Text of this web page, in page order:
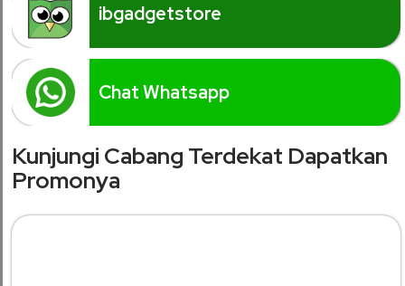
ibgadgetstore
Chat Whatsapp
Kunjungi Cabang Terdekat Dapatkan
Promonya